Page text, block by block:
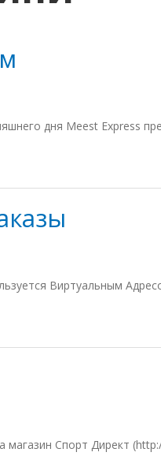
дня Meest Express
Виртуальным
Спорт Директ